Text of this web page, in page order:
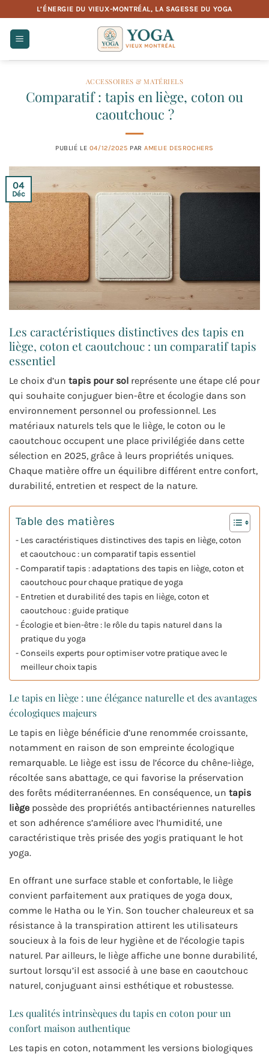
au
contenu
L’ÉNERGIE DU VIEUX-MONTRÉAL, LA SAGESSE DU YOGA
ACCESSOIRES & MATÉRIELS
Comparatif : tapis en liège, coton ou
caoutchouc ?
PUBLIÉ LE 04/12/2025 PARAMELIE DESROCHERS
04
Déc
Les caractéristiques distinctives des tapis en
liège, coton et caoutchouc : un comparatif tapis
essentiel
Le choix d’un tapis pour sol représente une étape clé pour
qui souhaite conjuguer bien-être et écologie dans son
environnement personnel ou professionnel. Les
matériaux naturels tels que le liège, le coton ou le
caoutchouc occupent une place privilégiée dans cette
sélection en 2025, grâce à leurs propriétés uniques.
Chaque matière offre un équilibre différent entre confort,
durabilité, entretien et respect de la nature.
Table des matières
Les caractéristiques distinctives des tapis en liège, coton
et caoutchouc : un comparatif tapis essentiel
Comparatif tapis : adaptations des tapis en liège, coton et
caoutchouc pour chaque pratique de yoga
Entretien et durabilité des tapis en liège, coton et
caoutchouc : guide pratique
Écologie et bien-être : le rôle du tapis naturel dans la
pratique du yoga
Conseils experts pour optimiser votre pratique avec le
meilleur choix tapis
Le tapis en liège : une élégance naturelle et des avantages
écologiques majeurs
Le tapis en liège bénéficie d’une renommée croissante,
notamment en raison de son empreinte écologique
remarquable. Le liège est issu de l’écorce du chêne-liège,
récoltée sans abattage, ce qui favorise la préservation
des forêts méditerranéennes. En conséquence, un tapis
liège possède des propriétés antibactériennes naturelles
et son adhérence s’améliore avec l’humidité, une
caractéristique très prisée des yogis pratiquant le hot
yoga.
En offrant une surface stable et confortable, le liège
convient parfaitement aux pratiques de yoga doux,
comme le Hatha ou le Yin. Son toucher chaleureux et sa
résistance à la transpiration attirent les utilisateurs
soucieux à la fois de leur hygiène et de l’écologie tapis
naturel. Par ailleurs, le liège affiche une bonne durabilité,
surtout lorsqu’il est associé à une base en caoutchouc
naturel, conjuguant ainsi esthétique et robustesse.
Les qualités intrinsèques du tapis en coton pour un
confort maison authentique
Les tapis en coton, notamment les versions biologiques